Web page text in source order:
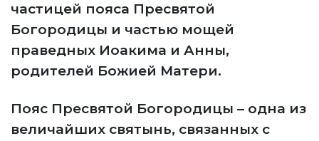
частицей пояса Пресвятой
Богородицы и частью мощей
праведных Иоакима и Анны,
родителей Божией Матери.
Пояс Пресвятой Богородицы – одна из
величайших святынь, связанных с